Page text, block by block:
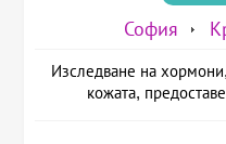
София
Изследване на
кожата,